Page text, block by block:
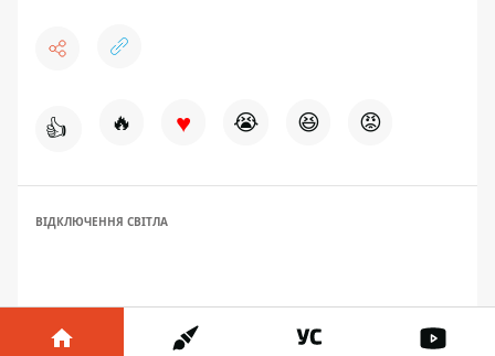
👍 🔥 ♥ 😭 😆 😡
ВІДКЛЮЧЕННЯ СВІТЛА